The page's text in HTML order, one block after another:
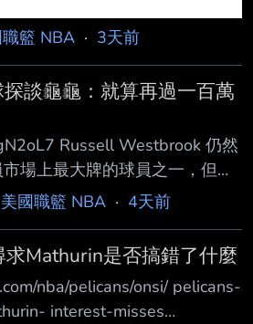
籃 NBA · 3天前
談龜龜：就算再過一百萬
Russell Westbrook 仍然
場上最大牌的球員之一，但並
得冒險簽下他。 在接受
強有經驗老將時 ，一位資深
到這位前年度最有價值球員時，
了自己的看 法。 「就算再過一
考慮他。」這位球探表示。
美國職籃 NBA · 4天前
求Mathurin是否搞錯了什麼
nba/pelicans/onsi/ pelicans-
interest-misses